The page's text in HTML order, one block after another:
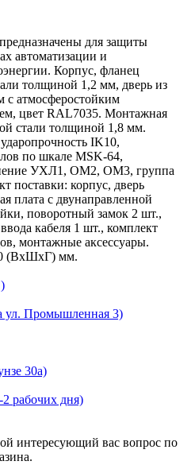
для защиты
автоматизации и
Корпус, фланец
толщиной 1,2 мм, дверь из
с атмосферостойким
цвет RAL7035. Монтажная
стали толщиной 1,8 мм.
IK10,
по шкале MSK-64,
УХЛ1, ОМ2, ОМ3, группа
поставки: корпус, дверь
плата с двунаправленной
поворотный замок 2 шт.,
кабеля 1 шт., комплект
монтажные аксессуары.
(ВхШхГ) мм.
ул. Промышленная 3)
30а)
рабочих дня)
интересующий вас вопрос по